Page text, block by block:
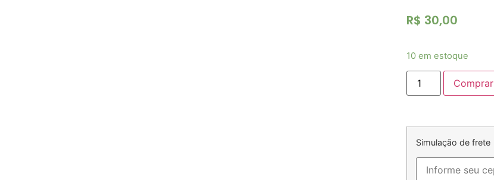
R$ 30,00
10 em estoque
Comprar
Simulação de frete